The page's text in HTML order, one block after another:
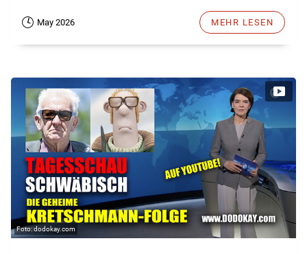
May 2026 MEHR LESEN
dodokay.com